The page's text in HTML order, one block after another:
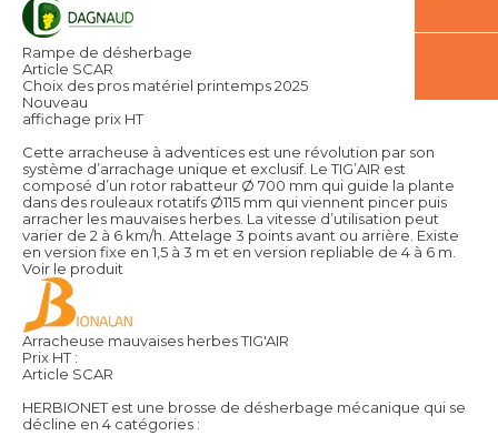
Rampe de désherbage
Article SCAR
Choix des pros matériel printemps 2025
Nouveau
affichage prix HT
Cette arracheuse à adventices est une révolution par son
système d’arrachage unique et exclusif. Le TIG’AIR est
composé d’un rotor rabatteur Ø 700 mm qui guide la plante
dans des rouleaux rotatifs Ø115 mm qui viennent pincer puis
arracher les mauvaises herbes. La vitesse d’utilisation peut
varier de 2 à 6 km/h. Attelage 3 points avant ou arrière. Existe
en version fixe en 1,5 à 3 m et en version repliable de 4 à 6 m.
Voir le produit
Arracheuse mauvaises herbes TIG'AIR
Prix HT :
Article SCAR
HERBIONET est une brosse de désherbage mécanique qui se
décline en 4 catégories :